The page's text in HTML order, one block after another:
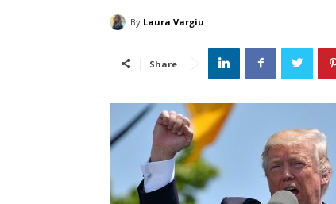
By Laura Vargiu
Share